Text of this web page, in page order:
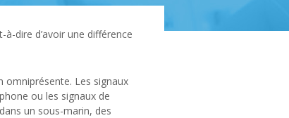
dire d’avoir une différence
omniprésente. Les signaux
ou les signaux de
un sous-marin, des